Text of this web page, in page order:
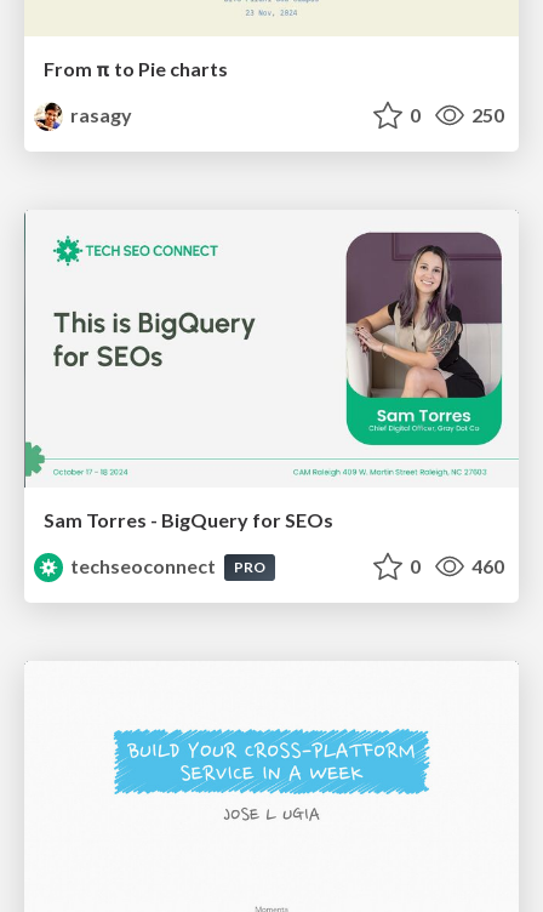
From π to Pie charts
rasagy
0 250
Sam Torres - BigQuery for SEOs
techseoconnect
PRO 0 460